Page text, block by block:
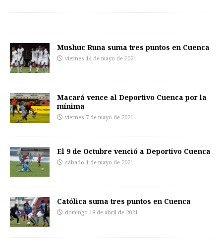
Mushuc Runa suma tres puntos en Cuenca
viernes 14 de mayo de 2021
Macará vence al Deportivo Cuenca por la
mínima
viernes 7 de mayo de 2021
El 9 de Octubre venció a Deportivo Cuenca
sábado 1 de mayo de 2021
Católica suma tres puntos en Cuenca
domingo 18 de abril de 2021